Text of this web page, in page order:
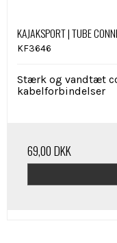
KAJAKSPORT | TUBE
KF3646
Stærk og vandtæt
kabelforbindelser
69,00 DKK